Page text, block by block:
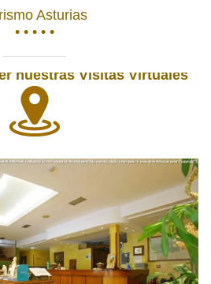
Asturias
• • • • •
nuestras Visitas Virtuales